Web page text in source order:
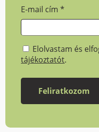
E-mail cím*
Elolvastam és
tájékoztatót.